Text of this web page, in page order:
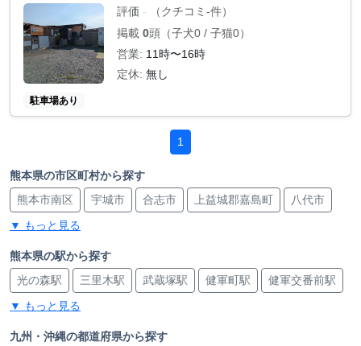
評価 -
（クチコミ-件）
掲載 0頭（子犬0 / 子猫0）
営業: 11時〜16時
定休: 無し
駐車場あり
1
熊本県の市区町村から探す
熊本市南区
宇城市 合志市 上益城郡嘉島町 八代市
宇土市 菊池郡菊陽町
▼ もっと見る
熊本県の駅から探す
光の森駅
三里木駅 武蔵塚駅 健軍町駅 健軍交番前駅
動植物園入口駅
西熊本駅 川尻駅 田崎橋駅
▼ もっと見る
九州・沖縄の都道府県から探す